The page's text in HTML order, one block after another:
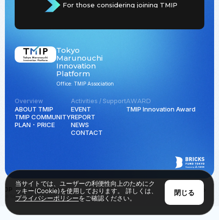
For those considering joining TMIP
Tokyo
Marunouchi
Innovation
Platform
Office: TMIP Association
Overview
ABOUT TMIP
TMIP COMMUNITY
PLAN ･ PRICE
Activities / Support
EVENT
REPORT
NEWS
CONTACT
AWARD
TMIP Innovation Award
JP ENPrivacy Policy
© Tokyo Marunouchi Innovation Platform all rights reserved.
Back to Top
当サイトでは、ユーザーの利便性向上のためにク
ッキー(Cookie)を使用しております。 詳しくは、
プライバシーポリシーをご確認ください。
閉じる